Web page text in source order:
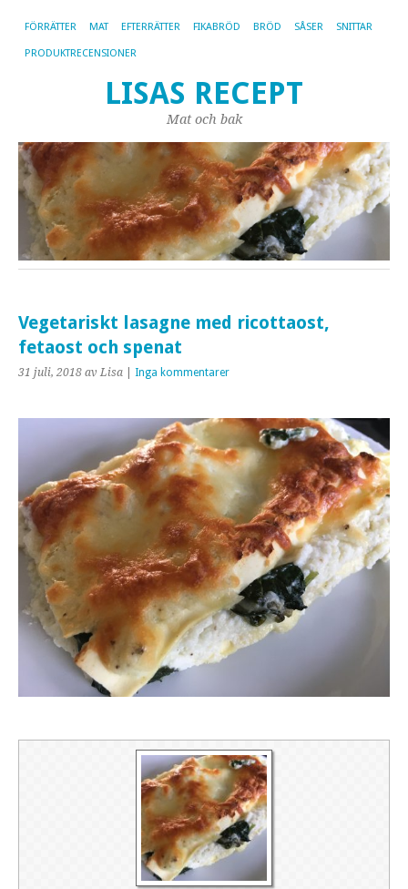
FÖRRÄTTER MAT EFTERRÄTTER FIKABRÖD BRÖD SÅSER SNITTAR
PRODUKTRECENSIONER
LISAS RECEPT
Mat och bak
Vegetariskt lasagne med ricottaost,
fetaost och spenat
31 juli, 2018 av Lisa Inga kommentarer